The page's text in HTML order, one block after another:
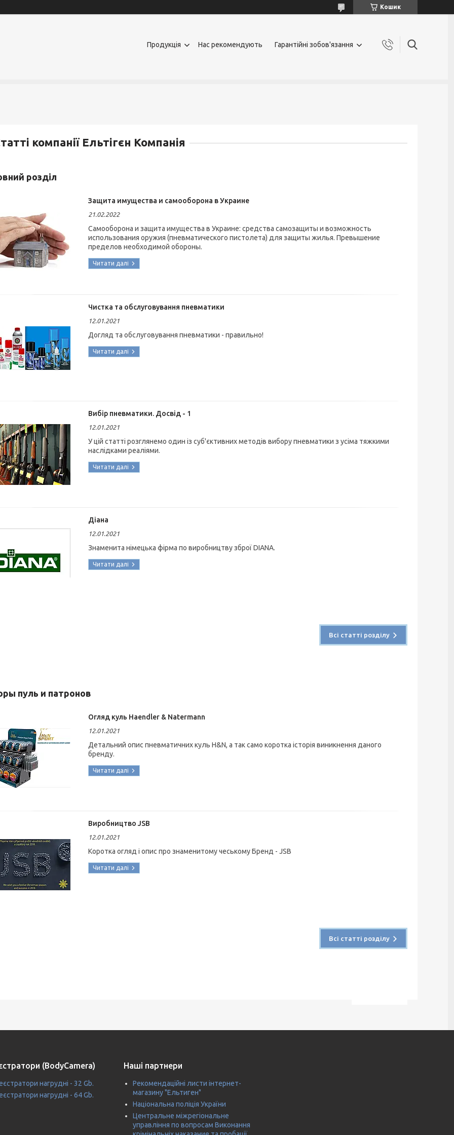
Кошик
Продукція Нас рекомендують Гарантійні зобов'язання
компанії Ельтігєн Компанiя
розділ
Защита имущества и самооборона в Украине
21.02.2022
Самооборона и защита имущества в Украине: средства самозащиты и возможность
использования оружия (пневматического пистолета) для защиты жилья. Превышение
пределов необходимой обороны.
Чистка та обслуговування пневматики
12.01.2021
Догляд та обслуговування пневматики - правильно!
Вибір пневматики. Досвід - 1
12.01.2021
У цій статті розглянемо один із суб'єктивних методів вибору пневматики з усіма тяжкими
наслідками реаліями.
Діана
12.01.2021
Знаменита німецька фірма по виробництву зброї DIANA.
Всі статті розділу
пуль и патронов
Огляд куль Haendler & Natermann
12.01.2021
Детальний опис пневматичних куль H&N, а так само коротка історія виникнення даного
бренду.
Виробництво JSB
12.01.2021
Коротка огляд і опис про знаменитому чеському Бренд - JSB
Всі статті розділу
(BodyCamera)
нагрудні - 32 Gb.
нагрудні - 64 Gb.
Наші партнери
Рекомендаційні листи інтернет-
магазину "Ельтиген"
Національна поліція України
Центральне міжрегіональне
управління по вопросам Виконання